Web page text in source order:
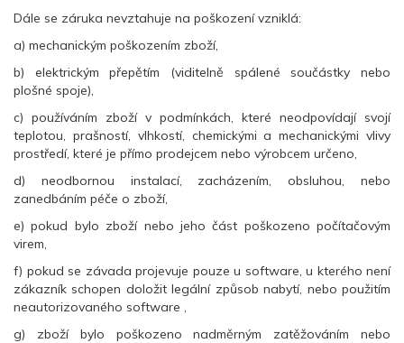
Dále se záruka nevztahuje na poškození vzniklá:
a) mechanickým poškozením zboží,
b) elektrickým přepětím (viditelně spálené součástky nebo
plošné spoje),
c) používáním zboží v podmínkách, které neodpovídají svojí
teplotou, prašností, vlhkostí, chemickými a mechanickými vlivy
prostředí, které je přímo prodejcem nebo výrobcem určeno,
d) neodbornou instalací, zacházením, obsluhou, nebo
zanedbáním péče o zboží,
e) pokud bylo zboží nebo jeho část poškozeno počítačovým
virem,
f) pokud se závada projevuje pouze u software, u kterého není
zákazník schopen doložit legální způsob nabytí, nebo použitím
neautorizovaného software ,
g) zboží bylo poškozeno nadměrným zatěžováním nebo